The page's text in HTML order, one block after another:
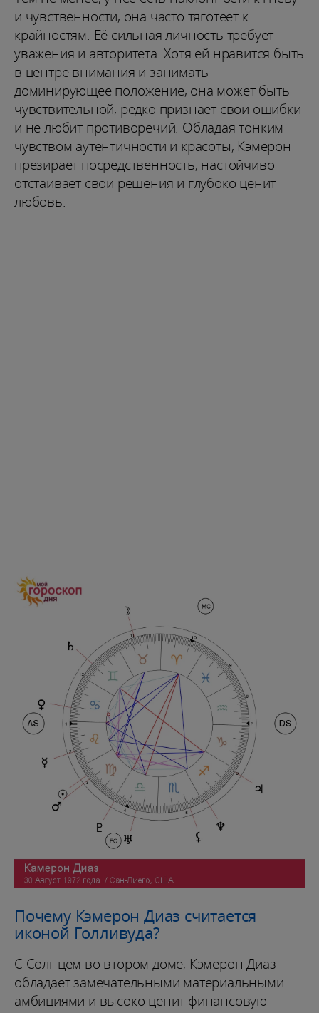
и чувственности, она часто тяготеет к
крайностям. Её сильная личность требует
уважения и авторитета. Хотя ей нравится быть
в центре внимания и занимать
доминирующее положение, она может быть
чувствительной, редко признает свои ошибки
и не любит противоречий. Обладая тонким
чувством аутентичности и красоты, Кэмерон
презирает посредственность, настойчиво
отстаивает свои решения и глубоко ценит
любовь.
Почему Кэмерон Диаз считается
иконой Голливуда?
С Солнцем во втором доме, Кэмерон Диаз
обладает замечательными материальными
амбициями и высоко ценит финансовую